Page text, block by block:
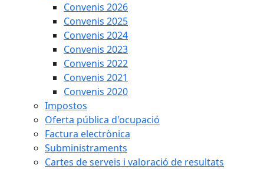
Convenis 2026
Convenis 2025
Convenis 2024
Convenis 2023
Convenis 2022
Convenis 2021
Convenis 2020
Impostos
Oferta pública d'ocupació
Factura electrònica
Subministraments
Cartes de serveis i valoració de resultats